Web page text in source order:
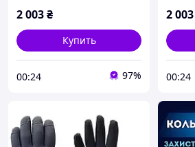
2 003₴
Купить
00:24 97%
2 003
00:24